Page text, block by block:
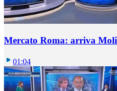
Mercato Roma: arriva
01:04